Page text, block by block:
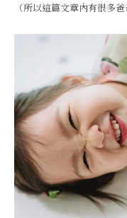
（所以這篇文章內有很多